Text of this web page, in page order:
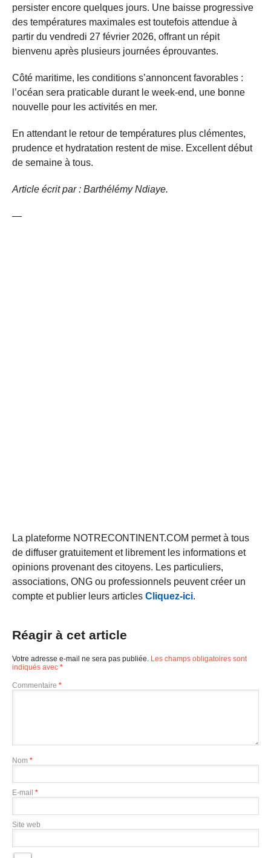
persister encore quelques jours. Une baisse progressive
des températures maximales est toutefois attendue à
partir du vendredi 27 février 2026, offrant un répit
bienvenu après plusieurs journées éprouvantes.
Côté maritime, les conditions s’annoncent favorables :
l’océan sera praticable durant le week-end, une bonne
nouvelle pour les activités en mer.
En attendant le retour de températures plus clémentes,
prudence et hydratation restent de mise. Excellent début
de semaine à tous.
Article écrit par : Barthélémy Ndiaye.
—
La plateforme NOTRECONTINENT.COM permet à tous
de diffuser gratuitement et librement les informations et
opinions provenant des citoyens. Les particuliers,
associations, ONG ou professionnels peuvent créer un
compte et publier leurs articles Cliquez-ici.
Réagir à cet article
Votre adresse e-mail ne sera pas publiée. Les champs obligatoires sont
indiqués avec *
Commentaire *
Nom *
E-mail *
Site web